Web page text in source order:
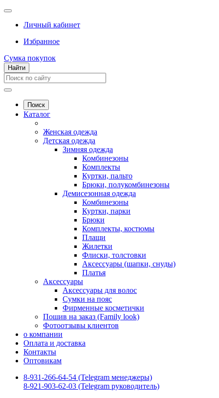
Личный кабинет
Избранное
Сумка покупок
Найти
Поиск
Каталог
Женская одежда
Детская одежда
Зимняя одежда
Комбинезоны
Комплекты
Куртки, пальто
Брюки, полукомбинезоны
Демисезонная одежда
Комбинезоны
Куртки, парки
Брюки
Комплекты, костюмы
Плащи
Жилетки
Флиски, толстовки
Аксессуары (шапки, снуды)
Платья
Аксессуары
Аксессуары для волос
Сумки на пояс
Фирменные косметички
Пошив на заказ (Family look)
Фотоотзывы клиентов
о компании
Оплата и доставка
Контакты
Оптовикам
8-931-266-64-54 (Telegram менеджеры)
8-921-903-62-03 (Telegram руководитель)